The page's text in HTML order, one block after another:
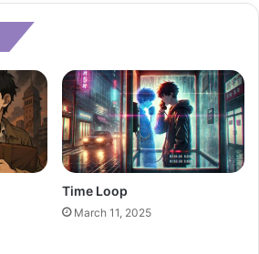
Time Loop
March 11, 2025